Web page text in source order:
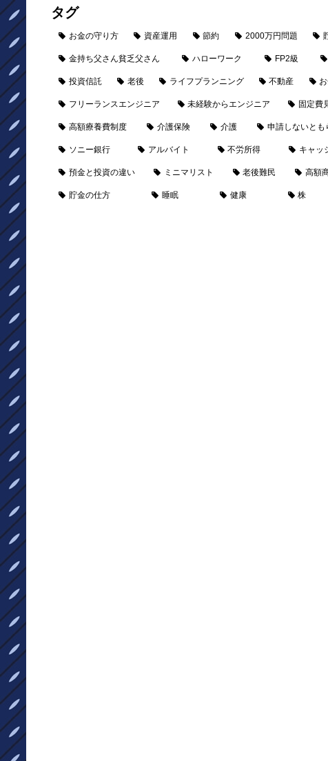
タグ
お金の守り方 資産運用 節約 2000万円問題
金持ち父さん貧乏父さん ハローワーク FP2級
投資信託 老後 ライフプランニング 不動産
フリーランスエンジニア 未経験からエンジニア 固定費
高額療養費制度 介護保険 介護 申請しないとも
ソニー銀行 アルバイト 不労所得 キャッ
預金と投資の違い ミニマリスト 老後難民 高額
貯金の仕方 睡眠 健康 株